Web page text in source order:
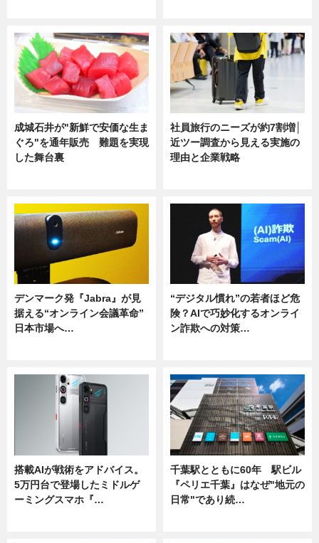
成城石井が"新鮮で安価な生ま
ぐろ"を通年販売 難題を実現
した舞台裏
社員旅行のニーズが約7割増│
近ツー調査から見える実施の
理由と企業戦略
デンマーク発『Jabra』が見
据える“オンライン会議革命”
日本市場へ…
“デジタル慣れ”の若者ほど危
険？AIで巧妙化するオンライ
ン詐欺への対策…
搭載AIが戦術をアドバイス。
5万円台で登場したミドルゲ
ーミングスマホ『…
千葉駅とともに60年 駅ビル
『ペリエ千葉』はなぜ"地元の
日常"であり続…